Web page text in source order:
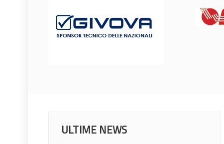
ULTIME NEWS